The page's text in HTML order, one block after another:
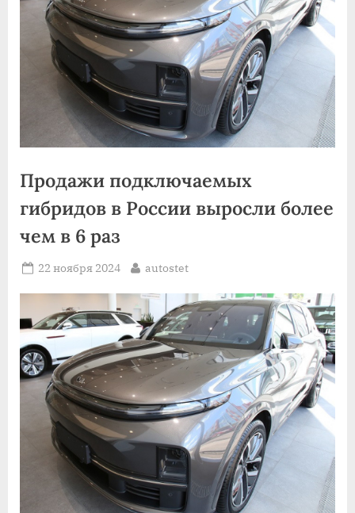
Продажи подключаемых
гибридов в России выросли более
чем в 6 раз
Posted
22 ноября 2024 By
autostet